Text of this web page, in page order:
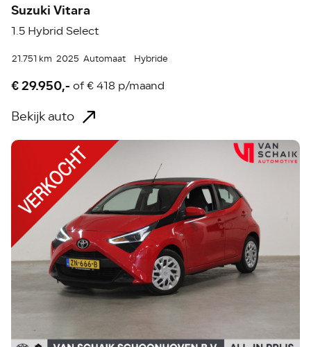
Suzuki Vitara
1.5 Hybrid Select
21.751 km 2025 Automaat Hybride
€ 29.950,- of€ 418 p/maand
Bekijk auto